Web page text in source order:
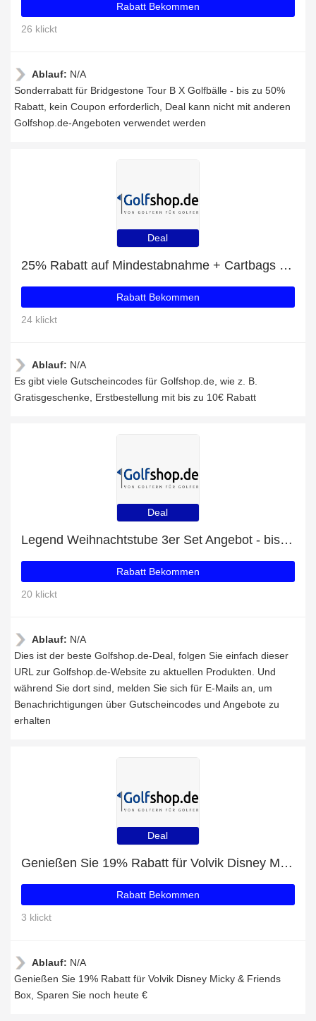
Rabatt Bekommen
26 klickt
Ablauf: N/A
Sonderrabatt für Bridgestone Tour B X Golfbälle - bis zu 50%
Rabatt, kein Coupon erforderlich, Deal kann nicht mit anderen
Golfshop.de-Angeboten verwendet werden
Deal
25% Rabatt auf Mindestabnahme + Cartbags mit 30% Rabatt
Rabatt Bekommen
24 klickt
Ablauf: N/A
Es gibt viele Gutscheincodes für Golfshop.de, wie z. B.
Gratisgeschenke, Erstbestellung mit bis zu 10€ Rabatt
Deal
Legend Weihnachtstube 3er Set Angebot - bis zu 8% Rabatt
Rabatt Bekommen
20 klickt
Ablauf: N/A
Dies ist der beste Golfshop.de-Deal, folgen Sie einfach dieser
URL zur Golfshop.de-Website zu aktuellen Produkten. Und
während Sie dort sind, melden Sie sich für E-Mails an, um
Benachrichtigungen über Gutscheincodes und Angebote zu
erhalten
Deal
Genießen Sie 19% Rabatt für Volvik Disney Micky & Friends Box
Rabatt Bekommen
3 klickt
Ablauf: N/A
Genießen Sie 19% Rabatt für Volvik Disney Micky & Friends
Box, Sparen Sie noch heute €